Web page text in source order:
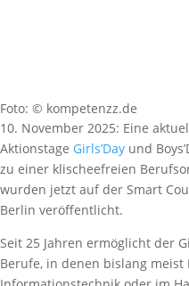
Foto: © kompetenzz.de
10. November 2025: Eine
Aktionstage Girls’Day und
zu einer klischeefreien
wurden jetzt auf der Smart
Berlin veröffentlicht.
Seit 25 Jahren ermöglicht der
Berufe, in denen bislang